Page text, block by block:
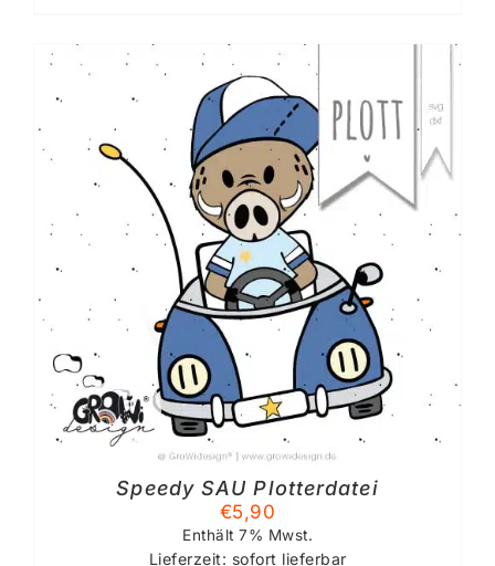
Speedy SAU Plotterdatei
€5,90
Enthält 7% Mwst.
Lieferzeit: sofort lieferbar